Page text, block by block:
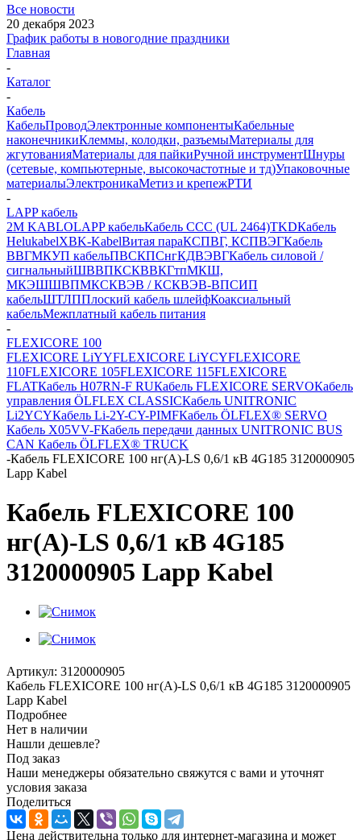
Все новости
20 декабря 2023
График работы в новогодние праздники
Главная
-
Каталог
-
Кабель
КабельПроводЭлектронные компонентыКабельные
наконечникиКлеммы, колодки, разъемыМатериалы для
жгутованияМатериалы для пайкиРучной инструментШнуры
(сетевые, компьютерные, высокочастотные и тд)Упаковочные
материалыЭлектроникаМетиз и крепежРТИ
-
LAPP кабель
2M KABLOLAPP кабельКабель CCC (UL 2464)TKDКабель
HelukabelXBK-KabelВитая параКСПВГ, КСПВЭГКабель
ВВГМКУП кабельПВСКПСнгКДВЭВГКабель силовой /
сигнальныйШВВПКСКВВКГтпМКШ,
МКЭШШВПМКСКВЭВ / КСКВЭВ-ВПСИП
кабельШТЛППлоский кабель шлейфКоаксиальный
кабельМежплатный кабель питания
-
FLEXICORE 100
FLEXICORE LiYYFLEXICORE LiYCYFLEXICORE
110FLEXICORE 105FLEXICORE 115FLEXICORE
FLATКабель H07RN-F RUКабель FLEXICORE SERVOКабель
управления ÖLFLEX CLASSICКабель UNITRONIC
Li2YCYКабель Li-2Y-CY-PIMFКабель ÖLFLEX® SERVO
Кабель X05VV-FКабель передачи данных UNITRONIC BUS
CAN Кабель ÖLFLEX® TRUCK
-Кабель FLEXICORE 100 нг(А)-LS 0,6/1 кВ 4G185 3120000905
Lapp Kabel
Кабель FLEXICORE 100
нг(А)-LS 0,6/1 кВ 4G185
3120000905 Lapp Kabel
Артикул: 3120000905
Кабель FLEXICORE 100 нг(А)-LS 0,6/1 кВ 4G185 3120000905
Lapp Kabel
Подробнее
Нет в наличии
Нашли дешевле?
Под заказ
Наши менеджеры обязательно свяжутся с вами и уточнят
условия заказа
Поделиться
Цена действительна только для интернет-магазина и может